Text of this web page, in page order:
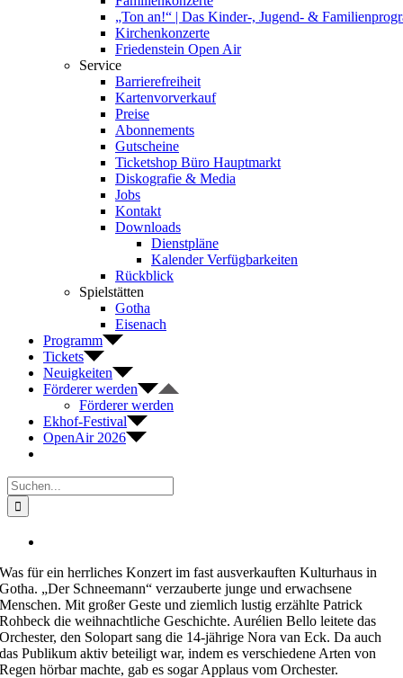
„Ton an!“ | Das Kinder-, Jugend- &
Kirchenkonzerte
Friedenstein Open Air
Service
Barrierefreiheit
Kartenvorverkauf
Preise
Abonnements
Gutscheine
Ticketshop Büro Hauptmarkt
Diskografie & Media
Jobs
Kontakt
Downloads
Dienstpläne
Kalender Verfügbarkeiten
Rückblick
Spielstätten
Gotha
Eisenach
Programm
Tickets
Neuigkeiten
Förderer werden
Förderer werden
Ekhof-Festival
OpenAir 2026
Suche
nach:
Bild
Was für ein herrliches Konzert im fast ausverkauften Kulturhaus in
Gotha. „Der Schneemann“ verzauberte junge und erwachsene
Menschen. Mit großer Geste und ziemlich lustig erzählte Patrick
Rohbeck die weihnachtliche Geschichte. Aurélien Bello leitete das
Orchester, den Solopart sang die 14-jährige Nora van Eck. Da auch
das Publikum aktiv beteiligt war, indem es verschiedene Arten von
Regen hörbar machte, gab es sogar Applaus vom Orchester.